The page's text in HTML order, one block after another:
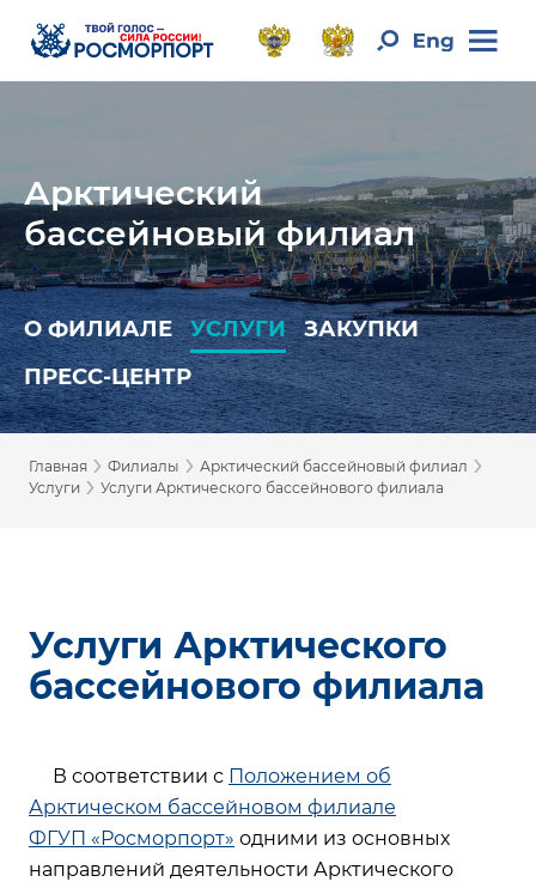
Арктический
бассейновый филиал
О ФИЛИАЛЕ УСЛУГИ
ЗАКУПКИ
ПРЕСС-ЦЕНТР
Главная › Филиалы › Арктический бассейновый филиал ›
Услуги › Услуги Арктического бассейнового филиала
Услуги Арктического
бассейнового филиала
В соответствии с Положением об
Арктическом бассейновом филиале
ФГУП «Росморпорт» одними из основных
направлений деятельности Арктического